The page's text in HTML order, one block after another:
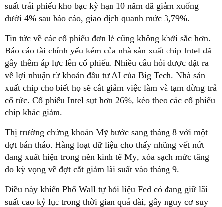
suất trái phiếu kho bạc kỳ hạn 10 năm đã giảm xuống
dưới 4% sau báo cáo, giao dịch quanh mức 3,79%.
Tin tức về các cổ phiếu đơn lẻ cũng không khởi sắc hơn.
Báo cáo tài chính yếu kém của nhà sản xuất chip Intel đã
gây thêm áp lực lên cổ phiếu. Nhiều câu hỏi được đặt ra
về lợi nhuận từ khoản đầu tư AI của Big Tech. Nhà sản
xuất chip cho biết họ sẽ cắt giảm việc làm và tạm dừng trả
cổ tức. Cổ phiếu Intel sụt hơn 26%, kéo theo các cổ phiếu
chip khác giảm.
Thị trường chứng khoán Mỹ bước sang tháng 8 với một
đợt bán tháo. Hàng loạt dữ liệu cho thấy những vết nứt
đang xuất hiện trong nền kinh tế Mỹ, xóa sạch mức tăng
do kỳ vọng về đợt cắt giảm lãi suất vào tháng 9.
Điều này khiến Phố Wall tự hỏi liệu Fed có đang giữ lãi
suất cao kỷ lục trong thời gian quá dài, gây nguy cơ suy